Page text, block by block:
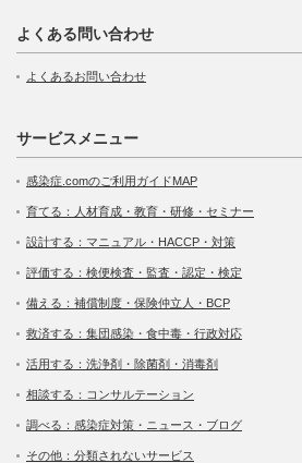
よくある問い合わせ
よくあるお問い合わせ
サービスメニュー
感染症.comのご利用ガイドMAP
育てる：人材育成・教育・研修・セミナー
設計する：マニュアル・HACCP・対策
評価する：検便検査・監査・認定・検定
備える：補償制度・保険仲立人・BCP
救済する：集団感染・食中毒・行政対応
活用する：洗浄剤・除菌剤・消毒剤
相談する：コンサルテーション
調べる：感染症対策・ニュース・ブログ
その他：分類されないサービス